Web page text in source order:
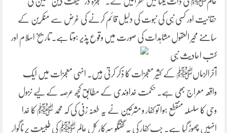
حقانیت اور کسی نبی کی نبوت کی دلیل قائم کرنے کی غرض سے منکرین کے
سامنے محیر العقول مشاہدات کی صورت میں وقوع پذیر ہوتا ہے۔ تاریخ اسلام اور
کتب احادیث نبی
آخرالزماںﷺ کے کثیر معجزات کا ذکر کرتی ہیں۔ انہی معجزات میں ایک
واقعہ معراج بھی ہے۔ حکمت خداوندی کے مطابق کچھ عرصہ کے لیے نزول
وحی کا سلسلہ منقطع ہوا تو کفار و مشرکین نے یہ طعنہ زنی کی کہ محمد ﷺ کا خدا
انہیں چھوڑ گیا ہے۔ جب کفار کی یہ گفتگو سرکار کل عالم ﷺ کی طبیعت پر ناگوار